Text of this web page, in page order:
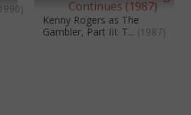
Kenny Rogers as The
Gambler, Part III: T... (1987)